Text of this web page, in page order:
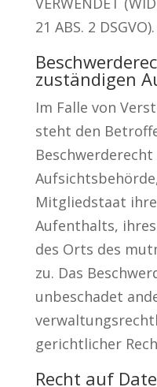
21 ABS. 2 DSGVO).
zuständigen
Im Falle von
steht den
Mitgliedstaat
Aufenthalts,
des Orts des
zu. Das
unbeschadet
gerichtlicher
Recht auf